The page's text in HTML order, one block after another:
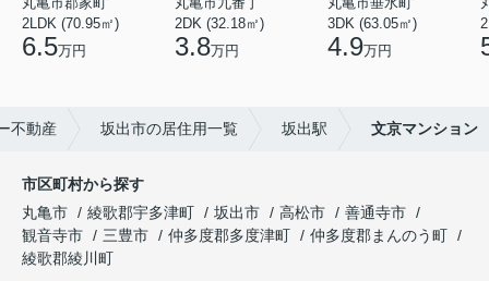
2LDK (70.95㎡)
6.5万円
2DK (32.18㎡)
3.8万円
3DK (63.05㎡)
4.9万円
不動産 坂出市の居住用一覧 坂出駅 文京マンション
市区町村から探す
丸亀市
綾歌郡宇多津町 坂出市 高松市
善通寺市
観音寺市
三豊市 仲多度郡多度津町
仲多度郡まんのう町
綾歌郡綾川町